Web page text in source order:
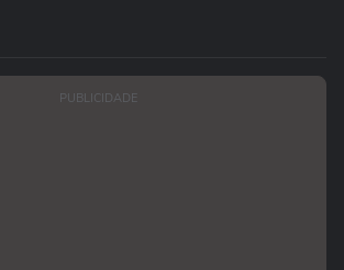
PUBLICIDADE